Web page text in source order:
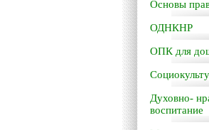
Основы
ОДНКНР
ОПК для
Духовно-
воспитание